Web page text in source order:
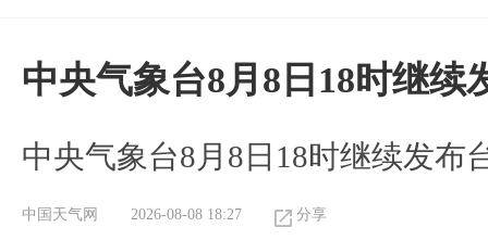
中央气象台8月8日18时继续
中央气象台8月8日18时继续发布
中国天气网 2026-08-08 18:27 分享